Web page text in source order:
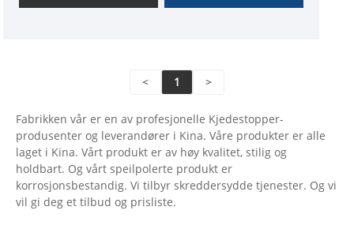
< 1 >
Fabrikken vår er en av profesjonelle Kjedestopper-
produsenter og leverandører i Kina. Våre produkter er alle
laget i Kina. Vårt produkt er av høy kvalitet, stilig og
holdbart. Og vårt speilpolerte produkt er
korrosjonsbestandig. Vi tilbyr skreddersydde tjenester. Og vi
vil gi deg et tilbud og prisliste.